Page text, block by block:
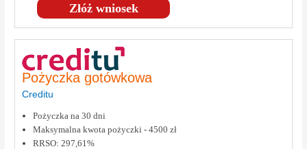
Złóż wniosek
Pożyczka gotówkowa
Creditu
Pożyczka na 30 dni
Maksymalna kwota pożyczki - 4500 zł
RRSO: 297,61%